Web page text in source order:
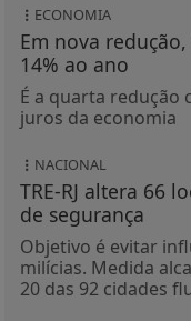
ECONOMIA
Em nova
14% ao ano
É a quarta redução
juros da economia
NACIONAL
TRE-RJ altera 66
de segurança
Objetivo é evitar
milícias. Medida
20 das 92 cidades